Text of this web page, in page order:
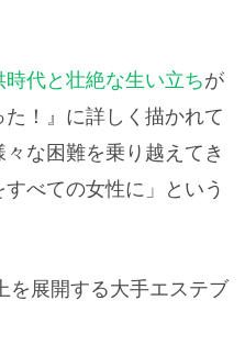
代と壮絶な生い立ちが
！』に詳しく描かれて
な困難を乗り越えてき
べての女性に」という
を展開する大手エステブ